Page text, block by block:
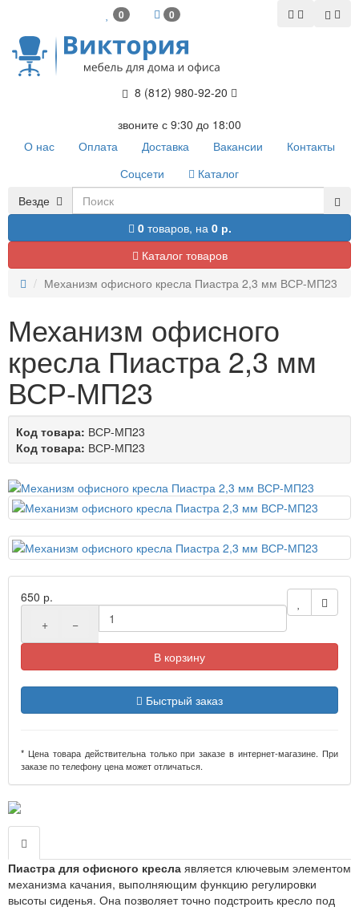
0 0
8 (812) 980-92-20
звоните с 9:30 до 18:00
О нас
Оплата Доставка Вакансии
Контакты
Соцсети
Каталог
Везде
0товаров, на 0 р.
Каталог товаров
Механизм офисного кресла Пиастра 2,3 мм ВСР-МП23
Механизм офисного
кресла Пиастра 2,3 мм
ВСР-МП23
Код товара: ВСР-МП23
Код товара: ВСР-МП23
650 р.
+
−
В корзину
Быстрый заказ
* Цена товара действительна только при заказе в интернет-магазине. При
заказе по телефону цена может отличаться.
Пиастра для офисного кресла является ключевым элементом
механизма качания, выполняющим функцию регулировки
высоты сиденья. Она позволяет точно подстроить кресло под